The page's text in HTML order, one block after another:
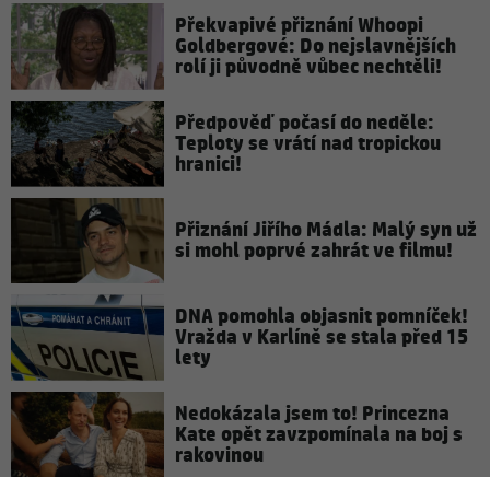
Překvapivé přiznání Whoopi
Goldbergové: Do nejslavnějších
rolí ji původně vůbec nechtěli!
Předpověď počasí do neděle:
Teploty se vrátí nad tropickou
hranici!
Přiznání Jiřího Mádla: Malý syn už
si mohl poprvé zahrát ve filmu!
DNA pomohla objasnit pomníček!
Vražda v Karlíně se stala před 15
lety
Nedokázala jsem to! Princezna
Kate opět zavzpomínala na boj s
rakovinou